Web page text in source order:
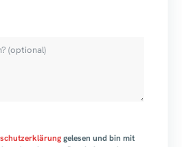
gelesen und bin mit